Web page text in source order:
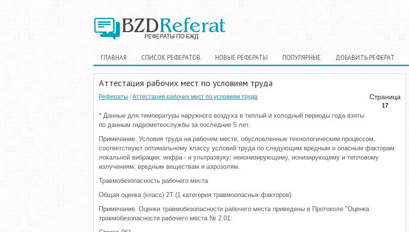
ГЛАВНАЯ СПИСОК РЕФЕРАТОВ НОВЫЕ РЕФЕРАТЫ ПОПУЛЯРНЫЕ ДОБАВИТЬ РЕФЕРАТ
Аттестация рабочих мест по условиям труда
Страница
17
Рефераты / Аттестация рабочих мест по условиям труда
* Данные для температуры наружного воздуха в теплый и холодный периоды года взяты
по данным гидрометеослужбы за последние 5 лет.
Примечание. Условия труда на рабочем месте, обусловленные технологическим процессом,
соответствуют оптимальному классу условий труда по следующим вредным и опасным факторам:
локальной вибрации; инфра - и ультразвуку; неионизирующему, ионизирующему и тепловому
излучениям; вредным веществам и аэрозолям.
Травмобезопасность рабочего места
Общая оценка (класс) 2Т (1 категория травмоопасных факторов).
Примечание. Оценки травмобезопасности рабочего места приведены в Протоколе "Оценка
травмобезопасности рабочего места № 2.01.